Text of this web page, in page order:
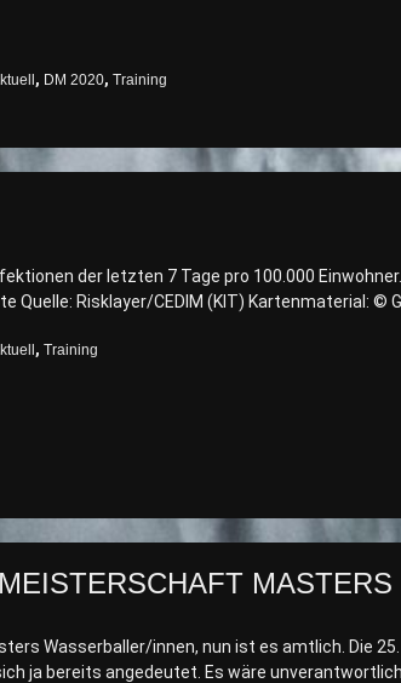
, DM 2020, Training
der letzten 7 Tage pro 100.000
Quelle: Risklayer/CEDIM (KIT) Kartenmaterial: ©
, Training
Wasserballer/innen, nun ist es amtlich. Die
ja bereits angedeutet. Es wäre